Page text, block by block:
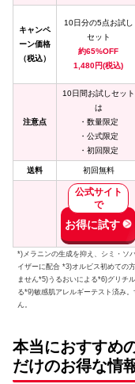
キャンペ
ーン価格
（税込）
10日分の5点お試し
セット
約65%OFF
1,480円(税込)
注意点
10日間お試しセット
は
・数量限定
・公式限定
・初回限定
送料 初回無料
公式サイト
で
お得に試す
*)メラニンの生成を抑え、シミ・ソ
イザーに配合 *3)オルビス初めての
ません*5)うるおいによる*6)グリチ
る*9)敏感肌アレルギーテスト済み
ん。
本当におすすめ
だけのお得な情